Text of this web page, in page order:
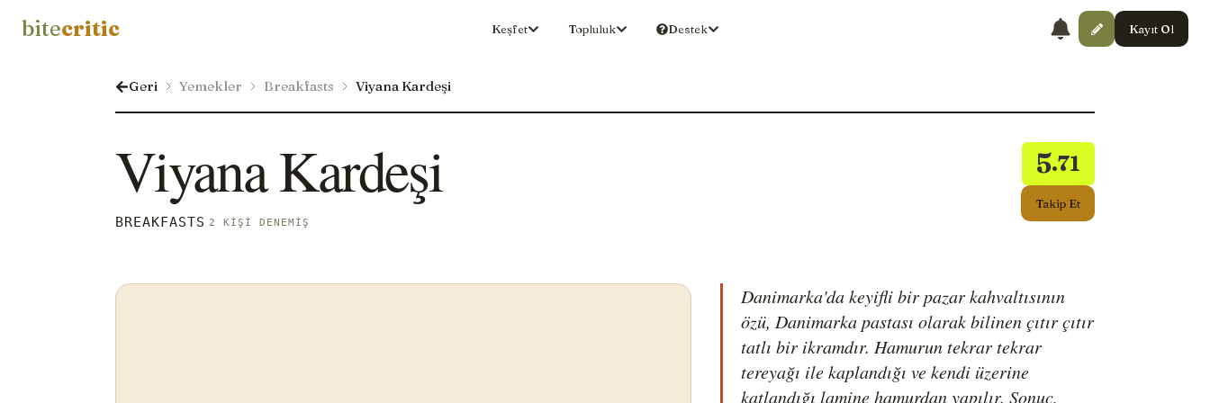
bitecritic Keşfet Topluluk Destek Kayıt Ol
Geri Yemekler Breakfasts Viyana Kardeşi
5.71
Takip Et
Viyana Kardeşi
BREAKFASTS 2 KIŞI DENEMIŞ
Danimarka'da keyifli bir pazar kahvaltısının
özü, Danimarka pastası olarak bilinen çıtır çıtır
tatlı bir ikramdır. Hamurun tekrar tekrar
tereyağı ile kaplandığı ve kendi üzerine
katlandığı lamine hamurdan yapılır. Sonuç,